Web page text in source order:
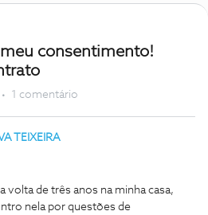
consentimento!
1 comentário
TEIXEIRA
volta de três anos na minha casa,
nela por questões de